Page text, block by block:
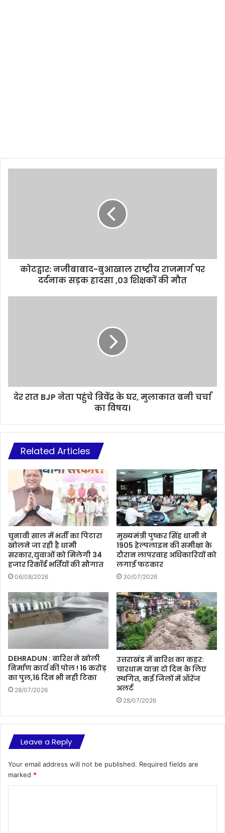
कोटद्वार: नजीबाबाद-बुआखाल राष्ट्रीय राजमार्ग पर
दर्दनाक सड़क हादसा ,03 शिक्षकों की मौत
देर रात BJP नेता पहुंचे त्रिवेंद्र के घर, मुलाकात बनी चर्चा
का विषय।
Related Articles
चुनावी साल में भर्ती का पिटारा
खोलने जा रही है धामी
सरकार,युवाओं को मिलेगी 34
हजार रिकॉर्ड भर्तियों की सौगात
06/08/2026
मुख्यमंत्री पुष्कर सिंह धामी ने
1905 हेल्पलाइन की समीक्षा के
दौरान लापरवाह अधिकारियों को
लगाई फटकार
30/07/2026
DEHRADUN : बारिश ने खोली
निर्माण कार्य की पोल ! 16 करोड़
का पुल,16 दिन भी नही टिका
28/07/2026
उत्तराखंड में बारिश का कहर:
चारधाम यात्रा दो दिन के लिए
स्थगित, कई जिलों में ऑरेंज
अलर्ट
28/07/2026
Leave a Reply
Your email address will not be published. Required fields are
marked *